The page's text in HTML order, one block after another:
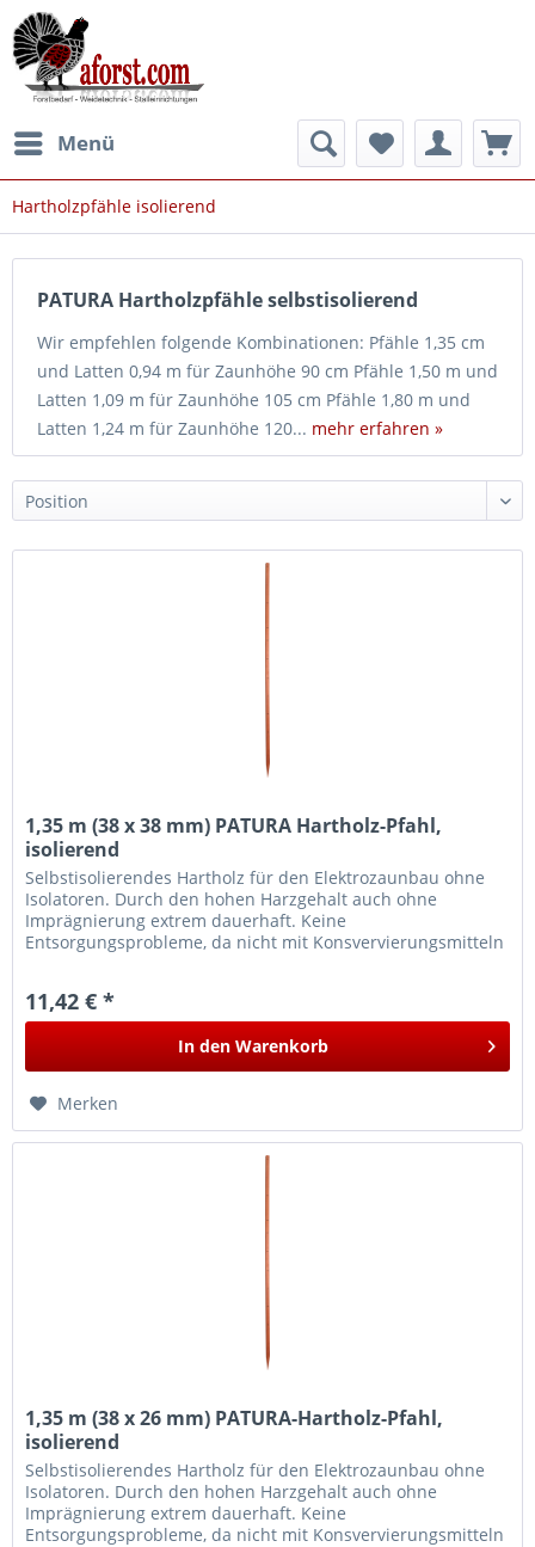
Menü
Hartholzpfähle isolierend
PATURA Hartholzpfähle selbstisolierend
Wir empfehlen folgende Kombinationen: Pfähle 1,35 cm
und Latten 0,94 m für Zaunhöhe 90 cm Pfähle 1,50 m und
Latten 1,09 m für Zaunhöhe 105 cm Pfähle 1,80 m und
Latten 1,24 m für Zaunhöhe 120... mehr erfahren »
1,35 m (38 x 38 mm) PATURA Hartholz-Pfahl,
isolierend
Selbstisolierendes Hartholz für den Elektrozaunbau ohne
Isolatoren. Durch den hohen Harzgehalt auch ohne
Imprägnierung extrem dauerhaft. Keine
Entsorgungsprobleme, da nicht mit Konsvervierungsmitteln
11,42 € *
In den Warenkorb
Merken
1,35 m (38 x 26 mm) PATURA-Hartholz-Pfahl,
isolierend
Selbstisolierendes Hartholz für den Elektrozaunbau ohne
Isolatoren. Durch den hohen Harzgehalt auch ohne
Imprägnierung extrem dauerhaft. Keine
Entsorgungsprobleme, da nicht mit Konsvervierungsmitteln